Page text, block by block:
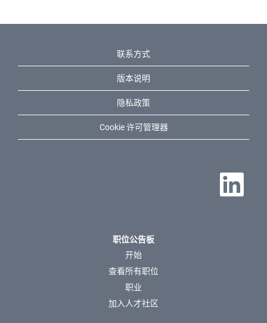
联系方式
版本说明
隐私政策
Cookie 许可管理器
在新选项卡
职位公告板
开始
查看所有职位
职业
加入人才社区